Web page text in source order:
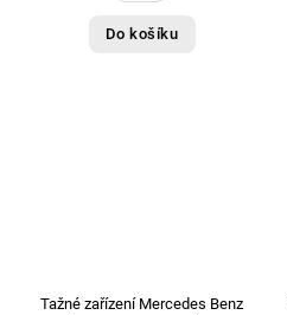
Do košíku
Tažné zařízení Mercedes Benz